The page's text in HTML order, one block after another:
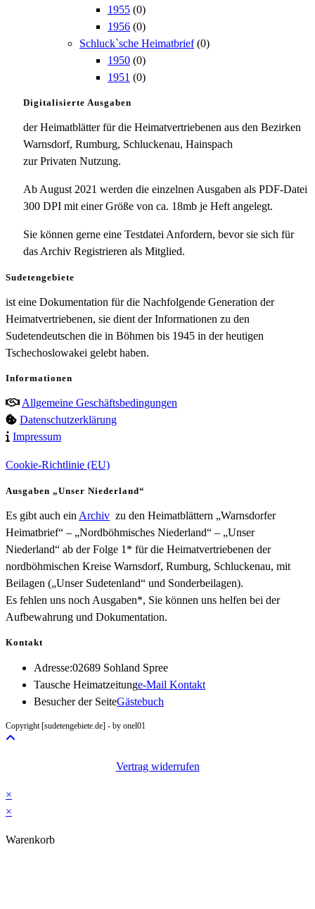
1955 (0)
1956 (0)
Schluck`sche Heimatbrief (0)
1950 (0)
1951 (0)
Digitalisierte Ausgaben
der Heimatblätter für die Heimatvertriebenen aus den Bezirken
Warnsdorf, Rumburg, Schluckenau, Hainspach
zur Privaten Nutzung.
Ab August 2021 werden die einzelnen Ausgaben als PDF-Datei
300 DPI mit einer Größe von ca. 18mb je Heft angelegt.
Sie können gerne eine Testdatei Anfordern, bevor sie sich für
das Archiv Registrieren als Mitglied.
Sudetengebiete
ist eine Dokumentation für die Nachfolgende Generation der
Heimatvertriebenen, sie dient der Informationen zu den
Sudetendeutschen die in Böhmen bis 1945 in der heutigen
Tschechoslowakei gelebt haben.
Informationen
Allgemeine Geschäftsbedingungen
Datenschutzerklärung
Impressum
Cookie-Richtlinie (EU)
Ausgaben „Unser Niederland“
Es gibt auch ein Archiv zu den Heimatblättern „Warnsdorfer
Heimatbrief“ – „Nordböhmisches Niederland“ – „Unser
Niederland“ ab der Folge 1* für die Heimatvertriebenen der
nordböhmischen Kreise Warnsdorf, Rumburg, Schluckenau, mit
Beilagen („Unser Sudetenland“ und Sonderbeilagen).
Es fehlen uns noch Ausgaben*, Sie können uns helfen bei der
Aufbewahrung und Dokumentation.
Kontakt
Adresse:02689 Sohland Spree
Tausche Heimatzeitunge-Mail KontaktOpens
Besucher der SeiteGästebuch
Copyright [sudetengebiete.de] - by onel01
Vertrag widerrufen
×
×
Warenkorb